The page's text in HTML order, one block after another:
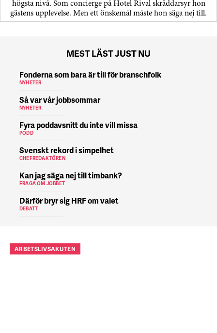
högsta nivå. Som concierge på Hotel Rival skräddarsyr hon
gästens upp­levelse. Men ett önskemål måste hon säga nej till.
MEST LÄST JUST NU
Fonderna som bara är till för branschfolk
NYHETER
Så var vår jobbsommar
NYHETER
Fyra poddavsnitt du inte vill missa
PODD
Svenskt rekord i simpelhet
CHEFREDAKTÖREN
Kan jag säga nej till timbank?
FRÅGA OM JOBBET
Därför bryr sig HRF om valet
DEBATT
ARBETSLIVSAKUTEN